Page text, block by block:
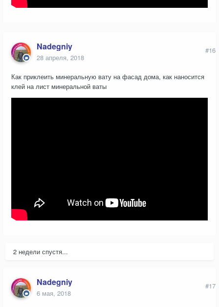
Nadegniy
28 апреля, 2018
#16
Как приклеить минеральную вату на фасад дома, как наносится
клей на лист минеральной ваты
2 недели спустя...
Nadegniy
6 мая, 2018
#17